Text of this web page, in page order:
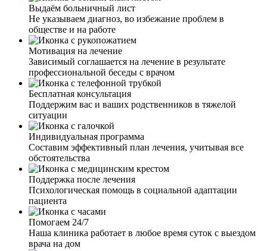
здоровому образу жизни. Теперь я чувствую себя
свободным от наркотиков и готов начать новую главу в
своей жизни. Я рекомендую клинику всем, кто ищет
настоящую помощь
Искренне благодарна вам за своё лечение! Моя жизнь
была разрушена из-за употребления наркотиков. Я сама
приняла решение и нашла вашу клинику, обсудили и
проговорили все интересующие меня вопросы о
реабилитации. Я получила такую колоссальную
поддержку и помощь, начала лечение. Ваш подход, ваш
профессионализм, всё на столько зацепило меня. Опыт
других зависимых — у меня нет слов. Мой стаж более 5
лет, и тут вы мне показываете новую и счастливую
жизнь без наркотиков. Во что я и поверить уже не
могла. Огромное вам спасибо!
Я был вынужден прибегнуть к принудительной
Выдаём больничный лист
Не указываем диагноз, во избежание проблем в
обществе и на работе
Мотивация на лечение
Зависимый соглашается на лечение в результате
профессиональной беседы с врачом
Бесплатная консультация
Поддержим вас и ваших родственников в тяжелой
ситуации
Индивидуальная программа
Составим эффективный план лечения, учитывая все
обстоятельства
Поддержка после лечения
Психологическая помощь в социальной адаптации
пациента
Помогаем 24/7
Наша клиника работает в любое время суток с выездом
врача на дом